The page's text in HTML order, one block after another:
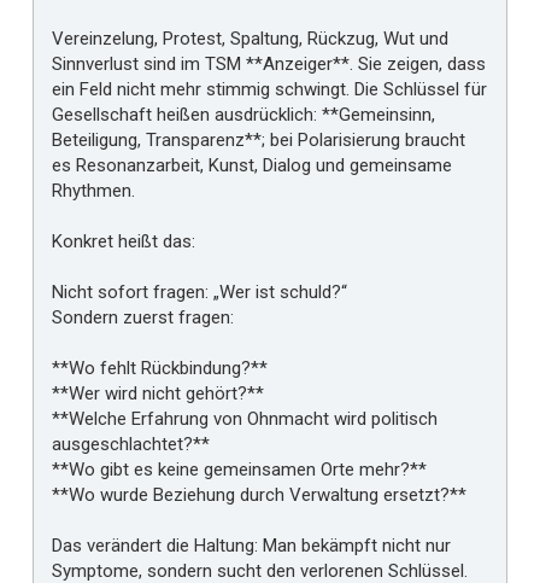
Vereinzelung, Protest, Spaltung, Rückzug, Wut und
Sinnverlust sind im TSM **Anzeiger**. Sie zeigen, dass
ein Feld nicht mehr stimmig schwingt. Die Schlüssel für
Gesellschaft heißen ausdrücklich: **Gemeinsinn,
Beteiligung, Transparenz**; bei Polarisierung braucht
es Resonanzarbeit, Kunst, Dialog und gemeinsame
Rhythmen.
Konkret heißt das:
Nicht sofort fragen: „Wer ist schuld?“
Sondern zuerst fragen:
**Wo fehlt Rückbindung?**
**Wer wird nicht gehört?**
**Welche Erfahrung von Ohnmacht wird politisch
ausgeschlachtet?**
**Wo gibt es keine gemeinsamen Orte mehr?**
**Wo wurde Beziehung durch Verwaltung ersetzt?**
Das verändert die Haltung: Man bekämpft nicht nur
Symptome, sondern sucht den verlorenen Schlüssel.